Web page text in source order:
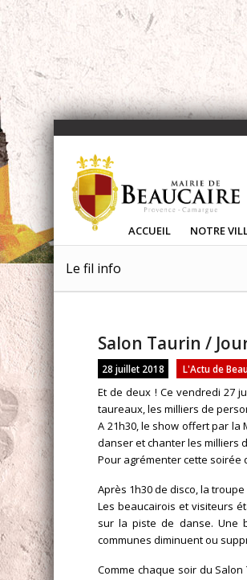
ACCUEIL NOTRE
Le fil info
Salon Taurin /
28 juillet 2018 L'Actu de
Et de deux ! Ce vendredi 27
taureaux, les milliers de
A 21h30, le show offert par
danser et chanter les milliers
Pour agrémenter cette soirée
Après 1h30 de disco, la
Les beaucairois et visiteurs
sur la piste de danse. Une
communes diminuent ou
Comme chaque soir du